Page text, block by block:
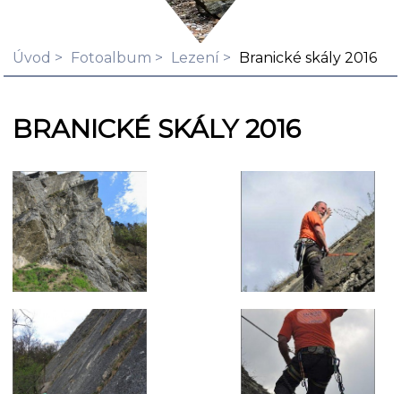
Úvod Fotoalbum Lezení Branické skály 2016
BRANICKÉ SKÁLY 2016